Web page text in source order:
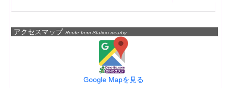
アクセスマップ Route from Station nearby
Google Mapを見る